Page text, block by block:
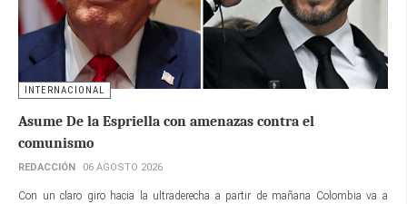
INTERNACIONAL
Asume De la Espriella con amenazas contra el
comunismo
REDACCIÓN 06 AGOSTO 2026
Con un claro giro hacia la ultraderecha a partir de mañana Colombia va a